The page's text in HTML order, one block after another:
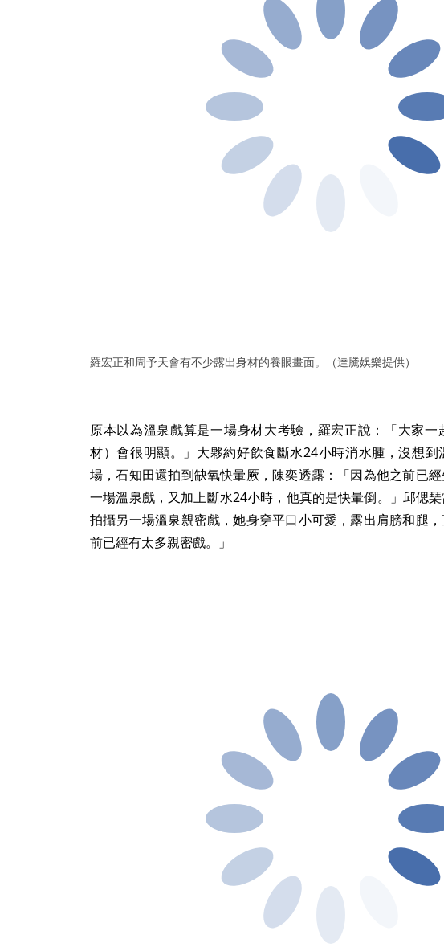
羅宏正和周予天會有不少露出身材的養眼畫面。（達騰娛樂提供）
原本以為溫泉戲算是一場身材大考驗，羅宏正說：「大家
材）會很明顯。」大夥約好飲食斷水24小時消水腫，沒想到
場，石知田還拍到缺氧快暈厥，陳奕透露：「因為他之前已
一場溫泉戲，又加上斷水24小時，他真的是快暈倒。」邱偲
拍攝另一場溫泉親密戲，她身穿平口小可愛，露出肩膀和腿
前已經有太多親密戲。」